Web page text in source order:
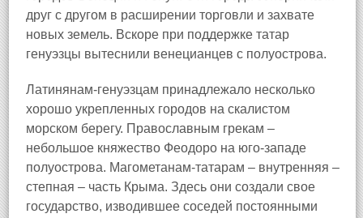
друг с другом в расширении торговли и захвате
новых земель. Вскоре при поддержке татар
генуэзцы вытеснили венецианцев с полуострова.
Латинянам‑генуэзцам принадлежало несколько
хорошо укрепленных городов на скалистом
морском берегу. Православным грекам –
небольшое княжество Феодоро на юго‑западе
полуострова. Магометанам‑татарам – внутренняя –
степная – часть Крыма. Здесь они создали свое
государство, изводившее соседей постоянными